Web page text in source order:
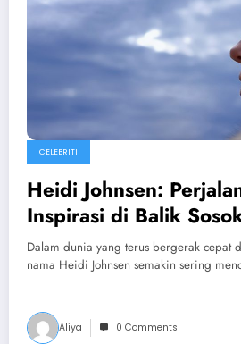
CELEBRITI
Heidi Johnsen:
Inspirasi di Balik
Dalam dunia yang terus bergerak cepat
nama Heidi Johnsen semakin sering
Aliya 0 Comments